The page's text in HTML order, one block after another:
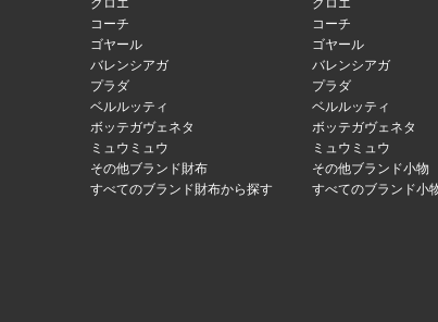
クロエ
コーチ
ゴヤール
バレンシアガ
プラダ
ベルルッティ
ボッテガヴェネタ
ミュウミュウ
その他ブランド財布
すべてのブランド財布から探す
クロエ
コーチ
ゴヤール
バレンシアガ
プラダ
ベルルッティ
ボッテガヴェネタ
ミュウミュウ
その他ブランド小物
すべてのブランド小